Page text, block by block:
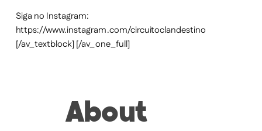
Siga no Instagram:
https://www.instagram.com/circuitoclandestino
[/av_textblock] [/av_one_full]
About